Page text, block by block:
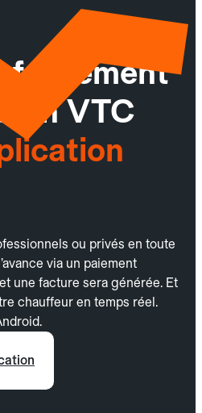
facilement
un VTC
ou privés en toute
via un paiement
une facture sera générée. Et
chauffeur en temps réel.